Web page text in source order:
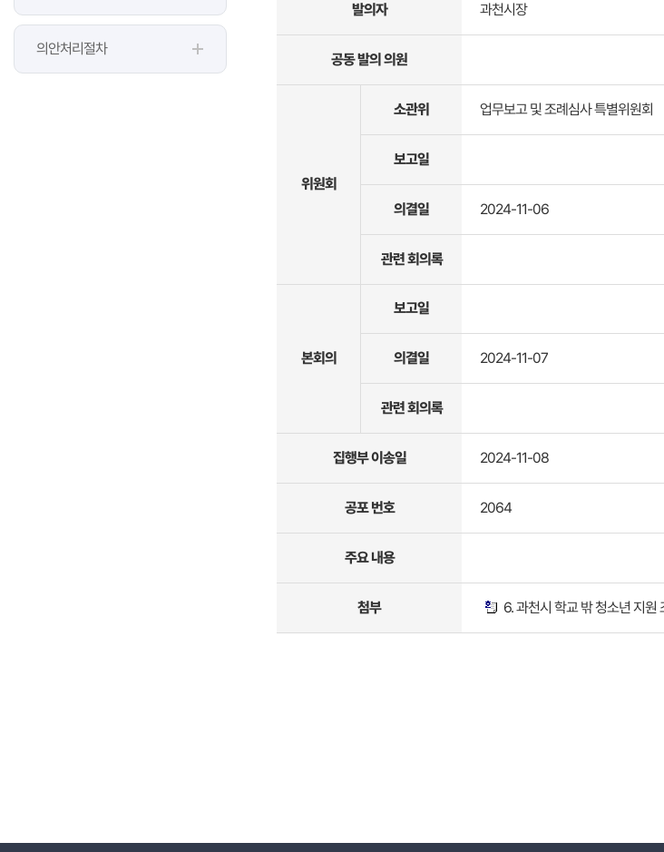
의안처리절차
발의자 과천시장
공동 발의 의원
위원회
소관위 업무보고 및 조례심사 특별위원회
보고일
의결일 2024-11-06
관련 회의록
본회의
보고일
의결일 2024-11-07
관련 회의록
집행부 이송일 2024-11-08
공포 번호 2064
주요 내용
첨부 6. 과천시 학교 밖 청소년 지